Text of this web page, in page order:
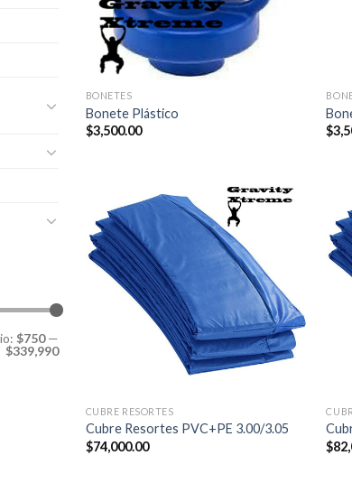
$750—
$339,990
BONETES
Bonete Plástico
$3,500.00
$
CUBRE RESORTES
Cubre Resortes PVC+PE 3.00/3.05
$74,000.00
$